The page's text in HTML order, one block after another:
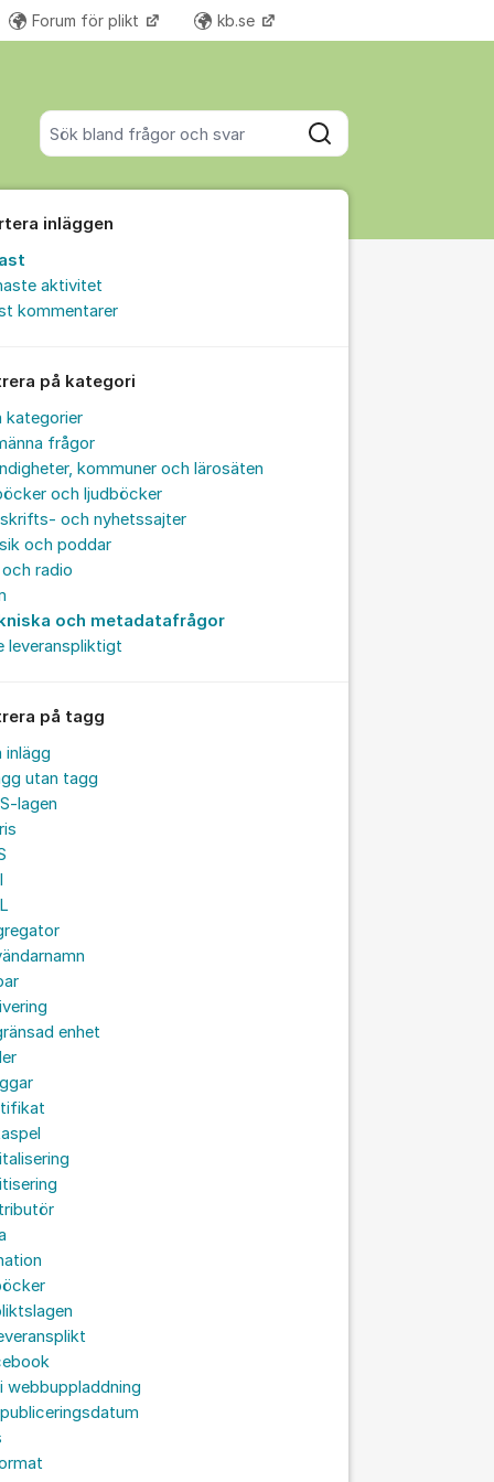
Sök bland alla inlägg
Sök
Forum för plikt kb.se Fler supportlänkar
inläggen
aktivitet
kommentarer
på kategori
kategorier
frågor
kommuner och lärosäten
och ljudböcker
och nyhetssajter
och poddar
radio
och metadatafrågor
leveranspliktigt
på tagg
inlägg
utan tagg
lagen
enhet
webbuppladdning